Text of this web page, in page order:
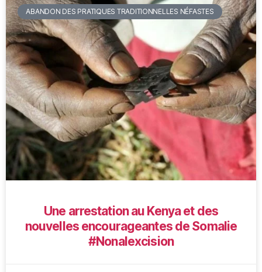
ABANDON DES PRATIQUES TRADITIONNELLES NÉFASTES
Une arrestation au Kenya et des
nouvelles encourageantes de Somalie
#Nonalexcision